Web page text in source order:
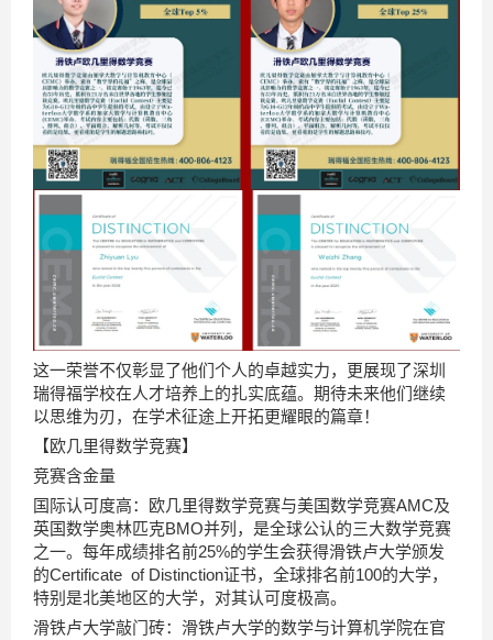
这一荣誉不仅彰显了他们个人的卓越实力，更展现了深圳
瑞得福学校在人才培养上的扎实底蕴。期待未来他们继续
以思维为刃，在学术征途上开拓更耀眼的篇章！
【欧几里得数学竞赛】
竞赛含金量
国际认可度高：欧几里得数学竞赛与美国数学竞赛AMC及
英国数学奥林匹克BMO并列，是全球公认的三大数学竞赛
之一。每年成绩排名前25%的学生会获得滑铁卢大学颁发
的Certificate of Distinction证书，全球排名前100的大学，
特别是北美地区的大学，对其认可度极高。
滑铁卢大学敲门砖：滑铁卢大学的数学与计算机学院在官